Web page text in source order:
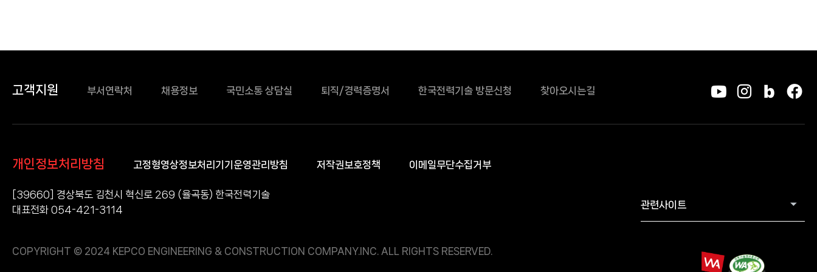
고객지원 부서연락처 채용정보 국민소통 상담실 퇴직/경력증명서 한국전력기술 방문신청 찾아오시는길
유튜브인스타그
블로그
페
개인정보처리방침 고정형영상정보처리기기운영관리방침 저작권보호정책 이메일무단수집거부
관련사이트
[39660] 경상북도 김천시 혁신로 269 (율곡동) 한국전력기술
대표전화 054-421-3114
COPYRIGHT © 2024 KEPCO ENGINEERING & CONSTRUCTION COMPANY.INC. ALL RIGHTS RESERVED.